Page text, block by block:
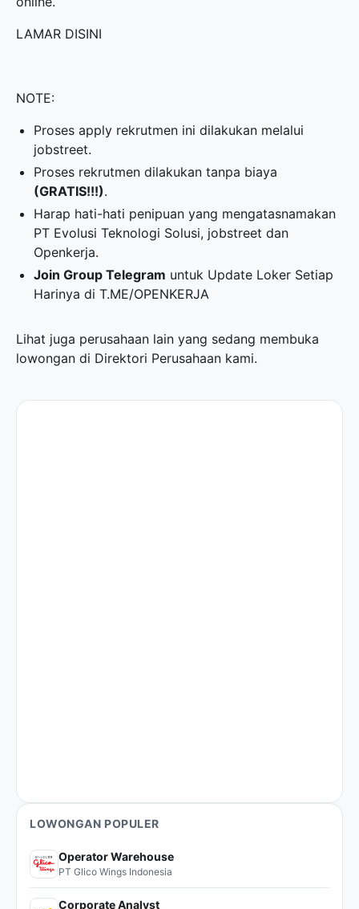
LAMAR DISINI
NOTE:
Proses apply rekrutmen ini dilakukan melalui
jobstreet.
Proses rekrutmen dilakukan tanpa biaya
(GRATIS!!!).
Harap hati-hati penipuan yang mengatasnamakan
PT Evolusi Teknologi Solusi, jobstreet dan
Openkerja.
Join Group Telegram untuk Update Loker Setiap
Harinya diT.ME/OPENKERJA
Lihat juga perusahaan lain yang sedang membuka
lowongan di Direktori Perusahaan kami.
LOWONGAN POPULER
Operator Warehouse
PT Glico Wings Indonesia
Corporate Analyst